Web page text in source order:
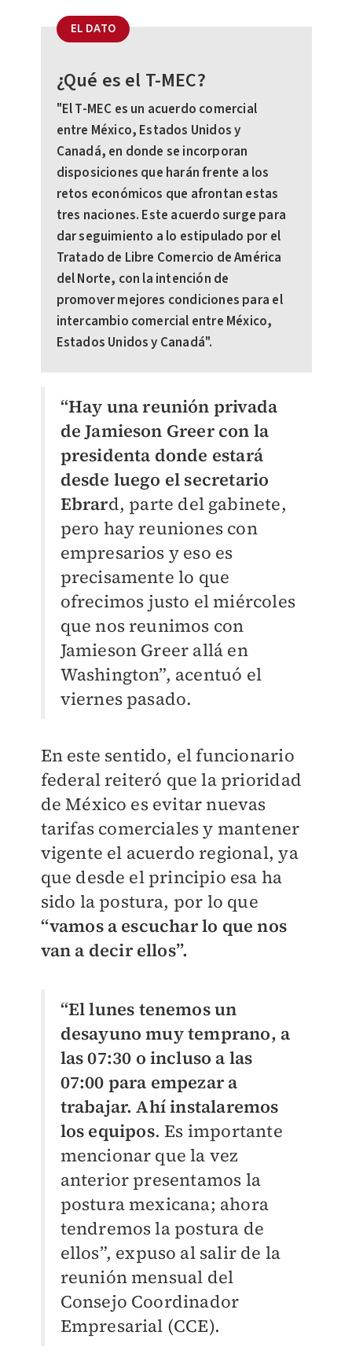
EL DATO
¿Qué es el T-MEC?
"El T-MEC es un acuerdo comercial
entre México, Estados Unidos y
Canadá, en donde se incorporan
disposiciones que harán frente a los
retos económicos que afrontan estas
tres naciones. Este acuerdo surge para
dar seguimiento a lo estipulado por el
Tratado de Libre Comercio de América
del Norte, con la intención de
promover mejores condiciones para el
intercambio comercial entre México,
Estados Unidos y Canadá".
“Hay una reunión privada
de Jamieson Greer con la
presidenta donde estará
desde luego el secretario
Ebrard, parte del gabinete,
pero hay reuniones con
empresarios y eso es
precisamente lo que
ofrecimos justo el miércoles
que nos reunimos con
Jamieson Greer allá en
Washington”, acentuó el
viernes pasado.
En este sentido, el funcionario
federal reiteró que la prioridad
de México es evitar nuevas
tarifas comerciales y mantener
vigente el acuerdo regional, ya
que desde el principio esa ha
sido la postura, por lo que
“vamos a escuchar lo que nos
van a decir ellos”.
“El lunes tenemos un
desayuno muy temprano, a
las 07:30 o incluso a las
07:00 para empezar a
trabajar. Ahí instalaremos
los equipos. Es importante
mencionar que la vez
anterior presentamos la
postura mexicana; ahora
tendremos la postura de
ellos”, expuso al salir de la
reunión mensual del
Consejo Coordinador
Empresarial (CCE).